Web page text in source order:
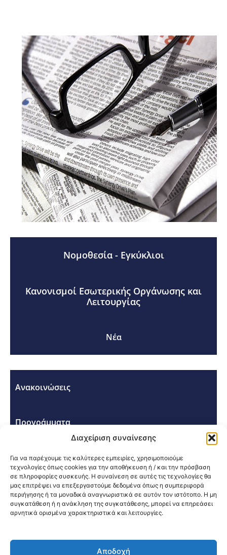
Διαχείριση συναίνεσης
Για να παρέχουμε τις καλύτερες εμπειρίες, χρησιμοποιούμε
τεχνολογίες όπως cookies για την αποθήκευση ή / και την πρόσβαση
σε πληροφορίες συσκευής. Η συναίνεση σε αυτές τις τεχνολογίες θα
μας επιτρέψει να επεξεργαστούμε δεδομένα όπως η συμπεριφορά
περιήγησης ή τα μοναδικά αναγνωριστικά σε αυτόν τον ιστότοπο. Η μη
συγκατάθεση ή η ανάκληση της συγκατάθεσης, μπορεί να επηρεάσει
αρνητικά ορισμένα χαρακτηριστικά και λειτουργίες.
Αποδοχή
Νομοθεσία - Εγκύκλιοι
Κανονισμοί Εσωτερικής Οργάνωσης και
Λειτουργίας
Νέα
Ανακοινώσεις
Προγράμματα
Σεμινάρια - Συνέδρια